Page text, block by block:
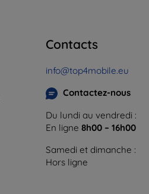
Contacts
info@top4mobile.eu
Contactez-nous
Du lundi au vendredi :
En ligne 8h00 – 16h00
Samedi et dimanche :
Hors ligne